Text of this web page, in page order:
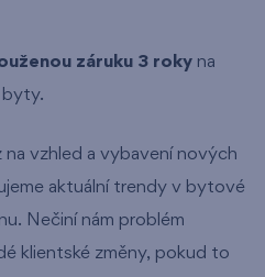
záruku 3 roky na
byty.
na vzhled a vybavení nových
aktuální trendy v bytové
Nečiní nám problém
klientské změny, pokud to